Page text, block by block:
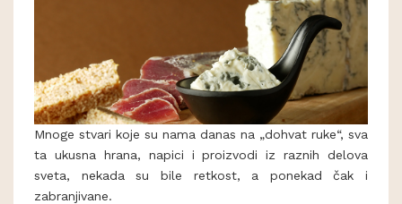
Mnoge stvari koje su nama danas na „dohvat ruke“, sva
ta ukusna hrana, napici i proizvodi iz raznih delova
sveta, nekada su bile retkost, a ponekad čak i
zabranjivane.